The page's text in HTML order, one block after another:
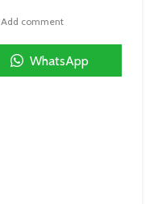
Add comment
WhatsApp